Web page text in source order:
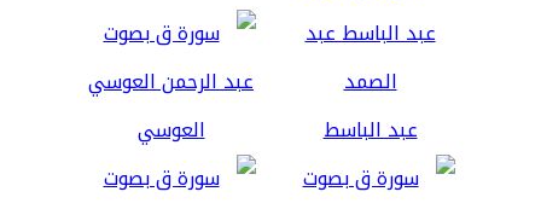
عبد الباسط العوسي